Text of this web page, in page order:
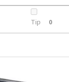
Tip 0